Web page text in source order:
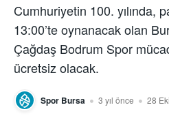
Cumhuriyetin 100. yılında,
13:00’te oynanacak olan
Çağdaş Bodrum Spor
ücretsiz olacak.
Spor Bursa 3 yıl önce 28